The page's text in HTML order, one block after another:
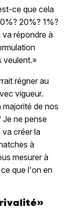
ce que cela
20%? 1%?
répondre à
veulent.»
régner au
vigueur.
majorité de nos
ne pense
va créer la
à
mesurer à
que l'on en